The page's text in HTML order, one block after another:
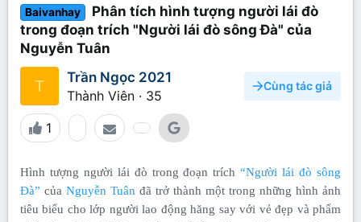
Baivanhay
Phân tích hình tượng người lái đò
trong đoạn trích "Người lái đò sông Đà" của
Nguyễn Tuân
T
Trần Ngọc 2021
Thành Viên · 35
Cùng tác giả
1
Hình tượng người lái đò trong đoạn trích“Người lái đò sông
Đà” của Nguyễn Tuân đã trở thành một trong những hình ảnh
tiêu biểu cho lớp người lao động hăng say với vẻ đẹp và phẩm